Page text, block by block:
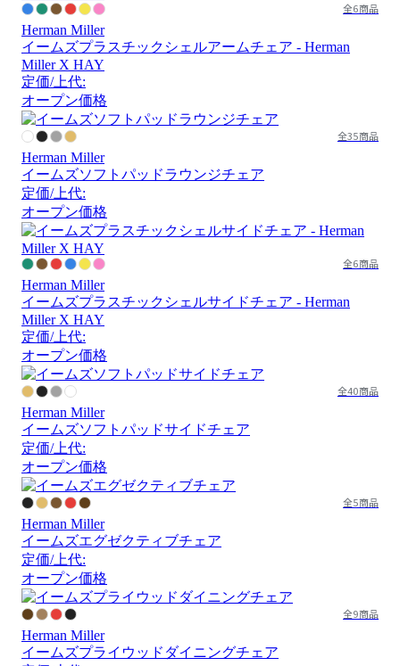
全6商品
Herman Miller
イームズプラスチックシェルアームチェア - Herman
Miller X HAY
定価/上代:
オープン価格
全35商品
Herman Miller
イームズソフトパッドラウンジチェア
定価/上代:
オープン価格
全6商品
Herman Miller
イームズプラスチックシェルサイドチェア - Herman
Miller X HAY
定価/上代:
オープン価格
全40商品
Herman Miller
イームズソフトパッドサイドチェア
定価/上代:
オープン価格
全5商品
Herman Miller
イームズエグゼクティブチェア
定価/上代:
オープン価格
全9商品
Herman Miller
イームズプライウッドダイニングチェア